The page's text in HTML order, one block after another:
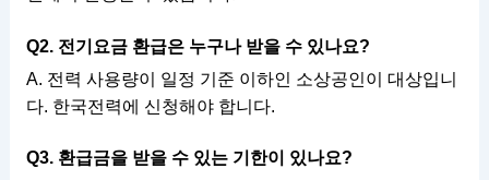
Q2. 전기요금 환급은 누구나 받을 수 있나요?
A. 전력 사용량이 일정 기준 이하인 소상공인이 대상입니
다. 한국전력에 신청해야 합니다.
Q3. 환급금을 받을 수 있는 기한이 있나요?